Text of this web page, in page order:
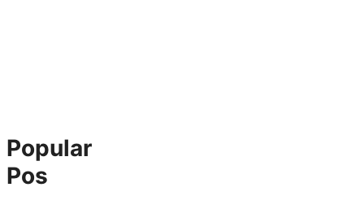
Popular
Pos